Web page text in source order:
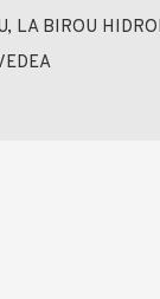
LA BIROU